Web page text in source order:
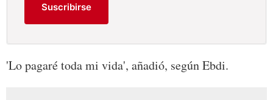
Suscribirse
'Lo pagaré toda mi vida', añadió, según Ebdi.